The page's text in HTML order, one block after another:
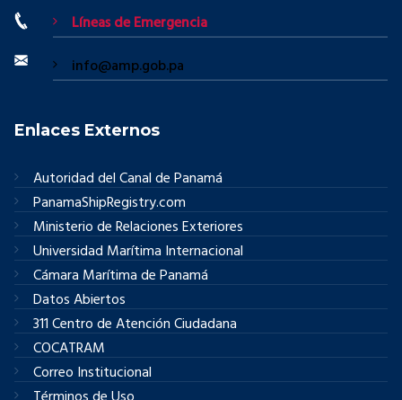
Líneas de Emergencia
info@amp.gob.pa
Enlaces Externos
Autoridad del Canal de Panamá
PanamaShipRegistry.com
Ministerio de Relaciones Exteriores
Universidad Marítima Internacional
Cámara Marítima de Panamá
Datos Abiertos
311 Centro de Atención Ciudadana
COCATRAM
Correo Institucional